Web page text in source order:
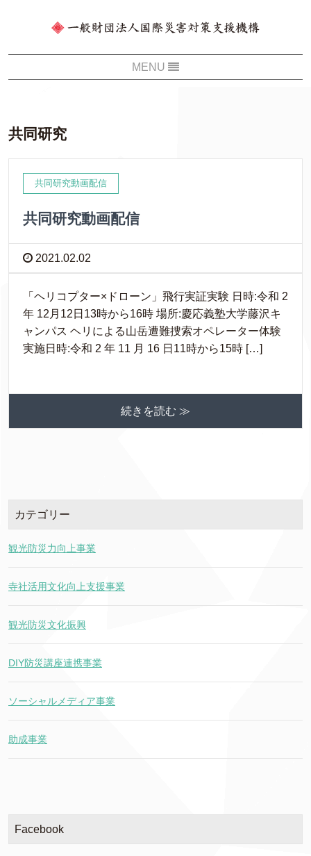
共同研究
共同研究動画配信
共同研究動画配信
2021.02.02
「ヘリコプター×ドローン」飛行実証実験 日時:令和 2
年 12月12日13時から16時 場所:慶応義塾大学藤沢キ
ャンパス ヘリによる山岳遭難捜索オペレーター体験
実施日時:令和 2 年 11 月 16 日11時から15時 […]
続きを読む ≫
カテゴリー
観光防災力向上事業
寺社活用文化向上支援事業
観光防災文化振興
DIY防災講座連携事業
ソーシャルメディア事業
助成事業
Facebook